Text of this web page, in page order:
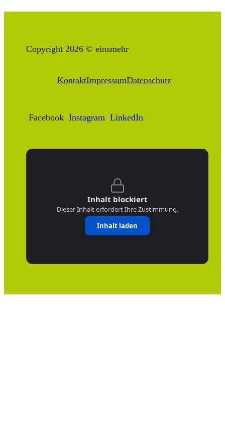
Copyright 2026 © einsmehr
KontaktImpressumDatenschutz
Facebook Instagram LinkedIn
Inhalt blockiert
Dieser Inhalt erfordert Ihre Zustimmung.
Inhalt laden